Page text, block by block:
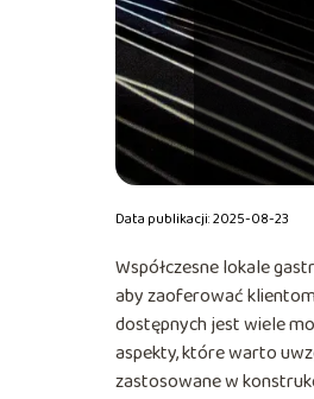
Data publikacji: 2025-08-23
Współczesne lokale
aby zaoferować
dostępnych jest wiele
aspekty, które warto
zastosowane w